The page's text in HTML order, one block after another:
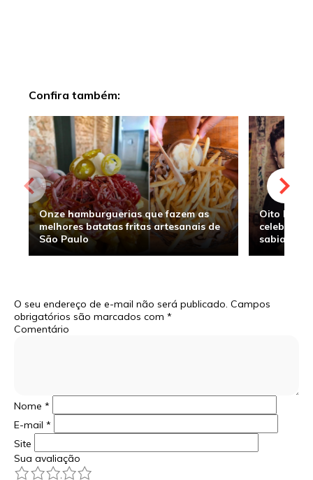
Confira também:
Onze hamburguerias que fazem as
melhores batatas fritas artesanais de
São Paulo
Oito
sabia
O seu endereço de e-mail não será publicado. Campos
obrigatórios são marcados com *
Comentário
Nome *
E-mail *
Site
Sua avaliação
5
4
3
2